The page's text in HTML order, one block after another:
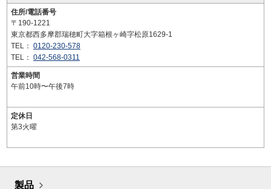
住所/電話番号
〒190-1221
東京都西多摩郡瑞穂町大字箱根ヶ崎字松原1629-1
TEL： 0120-230-578
TEL： 042-568-0311
営業時間
午前10時〜午後7時
定休日
第3火曜
製品